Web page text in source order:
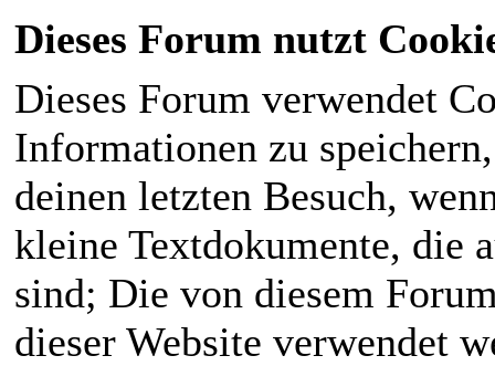
Dieses Forum nutzt
Dieses Forum verwendet
Informationen zu
deinen letzten Besuch,
kleine Textdokumente, die
sind; Die von diesem
dieser Website verwendet